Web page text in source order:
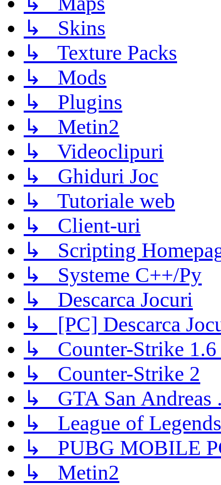
↳ Skins
↳ Texture Packs
↳ Mods
↳ Plugins
↳ Metin2
↳ Videoclipuri
↳ Ghiduri Joc
↳ Tutoriale web
↳ Client-uri
↳ Scripting
↳ Systeme C++/Py
↳ Descarca Jocuri
↳ [PC] Descarca
↳ Counter-Strike 1.6
↳ Counter-Strike 2
↳ GTA San Andreas
↳ League of Legends
↳ PUBG MOBILE
↳ Metin2